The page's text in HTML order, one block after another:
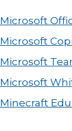
Microsoft
Microsoft
Microsoft
Microsoft
Minecraft